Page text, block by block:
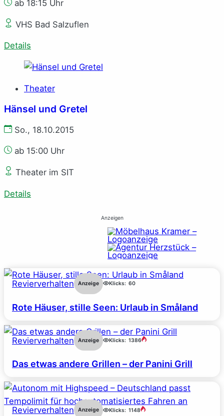
ab 18:15 Uhr
VHS Bad Salzuflen
Details
Theater
Hänsel und Gretel
So., 18.10.2015
ab 15:00 Uhr
Theater im SIT
Details
Anzeigen
Revierverhalten Anzeige Klicks: 60
Rote Häuser, stille Seen: Urlaub in Småland
Revierverhalten Anzeige Klicks: 1386
Das etwas andere Grillen – der Panini Grill
Revierverhalten Anzeige Klicks: 1148